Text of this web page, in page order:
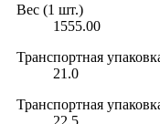
Вес (1 шт.)
1555.00
Транспортная
21.0
Транспортная
22.5